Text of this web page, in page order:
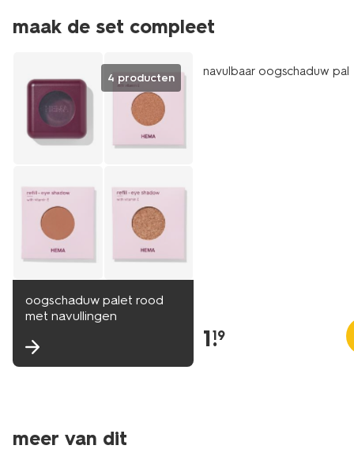
maak de set compleet
4 producten
oogschaduw palet rood
met navullingen
vegan
navulbaar oogschaduw
1.
19
meer van dit